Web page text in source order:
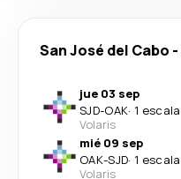
San José del Cabo -
jue 03 sep
SJD-OAK· 1 escala
Volaris
mié 09 sep
OAK-SJD· 1 escala
Volaris